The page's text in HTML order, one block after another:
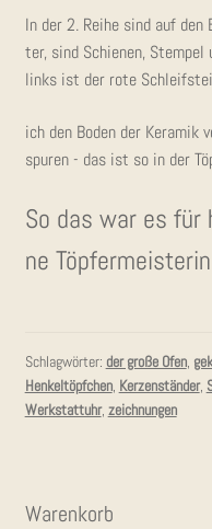
In der 2. Rei­he sind auf
ter, sind Schie­nen, Stem­pel
links ist der rote
ich den Boden der Kera­mik
spu­ren - das ist so in der
So das war es für
ne Töpfermeisterin
Schlagwörter: der große Ofen,
Henkeltöpfchen, Kerzenständer,
Werkstattuhr, zeichnungen
Waren­korb